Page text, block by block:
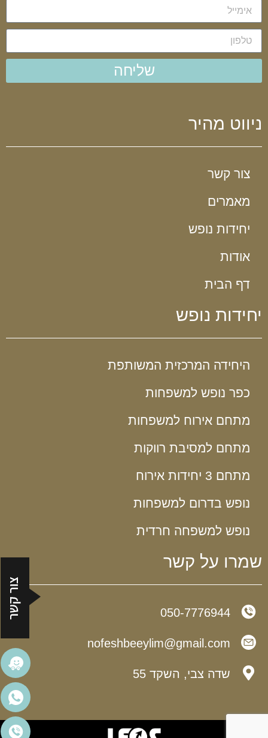
שליחה
ניווט מהיר
צור קשר
מאמרים
יחידות נופש
אודות
דף הבית
יחידות נופש
היחידה המרכזית המשותפת
כפר נופש למשפחות
מתחם אירוח למשפחות
מתחם למסיבת רווקות
מתחם 3 יחידות אירוח
נופש בדרום למשפחות
נופש למשפחה חרדית
שמרו על קשר
050-7776944
nofeshbeeylim@gmail.com​
שדה צבי, השקד 55​